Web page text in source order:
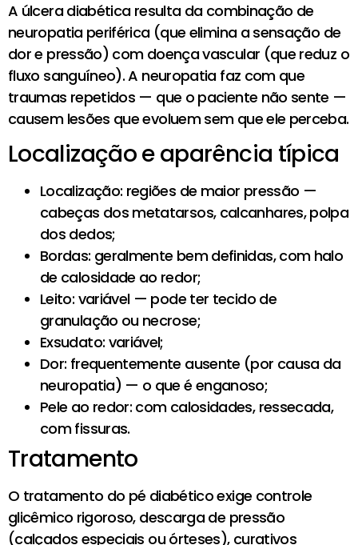
A úlcera diabética resulta da combinação de
neuropatia periférica (que elimina a sensação de
dor e pressão) com doença vascular (que reduz o
fluxo sanguíneo). A neuropatia faz com que
traumas repetidos — que o paciente não sente —
causem lesões que evoluem sem que ele perceba.
Localização e aparência típica
Localização: regiões de maior pressão —
cabeças dos metatarsos, calcanhares, polpa
dos dedos;
Bordas: geralmente bem definidas, com halo
de calosidade ao redor;
Leito: variável — pode ter tecido de
granulação ou necrose;
Exsudato: variável;
Dor: frequentemente ausente (por causa da
neuropatia) — o que é enganoso;
Pele ao redor: com calosidades, ressecada,
com fissuras.
Tratamento
O tratamento do pé diabético exige controle
glicêmico rigoroso, descarga de pressão
(calçados especiais ou órteses), curativos